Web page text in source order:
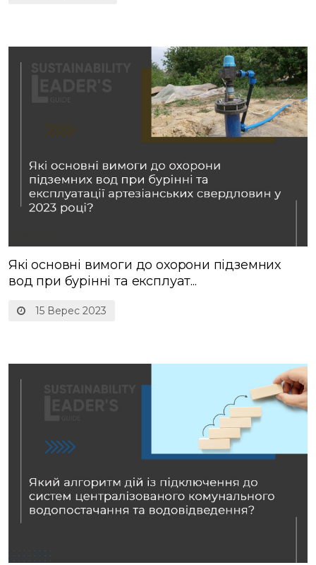
15 Верес 2023
Які основні вимоги до охорони підземних
вод при бурінні та експлуат...